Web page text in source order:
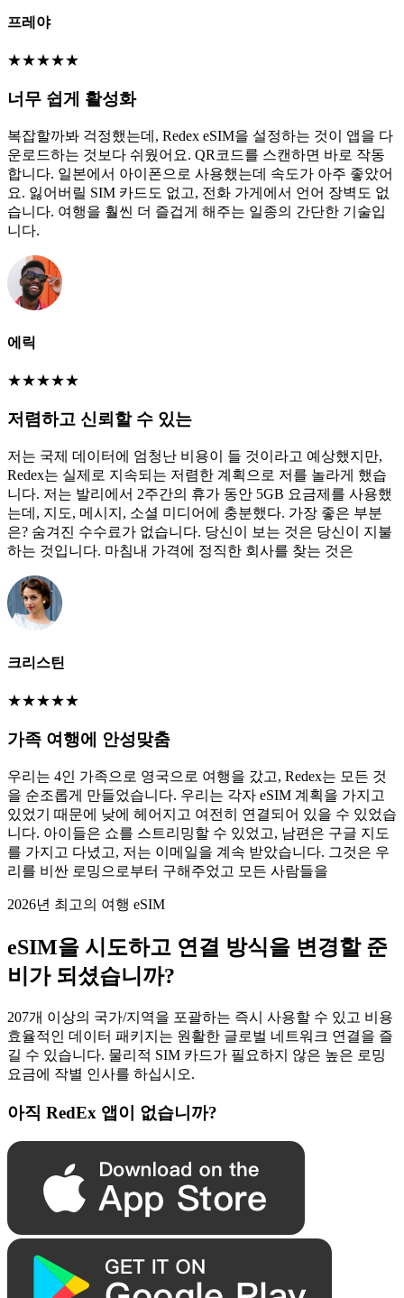
프레야
★★★★★
너무 쉽게 활성화
복잡할까봐 걱정했는데, Redex eSIM을 설정하는 것이 앱을 다
운로드하는 것보다 쉬웠어요. QR코드를 스캔하면 바로 작동
합니다. 일본에서 아이폰으로 사용했는데 속도가 아주 좋았어
요. 잃어버릴 SIM 카드도 없고, 전화 가게에서 언어 장벽도 없
습니다. 여행을 훨씬 더 즐겁게 해주는 일종의 간단한 기술입
니다.
에릭
★★★★★
저렴하고 신뢰할 수 있는
저는 국제 데이터에 엄청난 비용이 들 것이라고 예상했지만,
Redex는 실제로 지속되는 저렴한 계획으로 저를 놀라게 했습
니다. 저는 발리에서 2주간의 휴가 동안 5GB 요금제를 사용했
는데, 지도, 메시지, 소셜 미디어에 충분했다. 가장 좋은 부분
은? 숨겨진 수수료가 없습니다. 당신이 보는 것은 당신이 지불
하는 것입니다. 마침내 가격에 정직한 회사를 찾는 것은
크리스틴
★★★★★
가족 여행에 안성맞춤
우리는 4인 가족으로 영국으로 여행을 갔고, Redex는 모든 것
을 순조롭게 만들었습니다. 우리는 각자 eSIM 계획을 가지고
있었기 때문에 낮에 헤어지고 여전히 연결되어 있을 수 있었습
니다. 아이들은 쇼를 스트리밍할 수 있었고, 남편은 구글 지도
를 가지고 다녔고, 저는 이메일을 계속 받았습니다. 그것은 우
리를 비싼 로밍으로부터 구해주었고 모든 사람들을
2026년 최고의 여행 eSIM
eSIM을 시도하고 연결 방식을 변경할 준
비가 되셨습니까?
207개 이상의 국가/지역을 포괄하는 즉시 사용할 수 있고 비용
효율적인 데이터 패키지는 원활한 글로벌 네트워크 연결을 즐
길 수 있습니다. 물리적 SIM 카드가 필요하지 않은 높은 로밍
요금에 작별 인사를 하십시오.
아직 RedEx 앱이 없습니까?